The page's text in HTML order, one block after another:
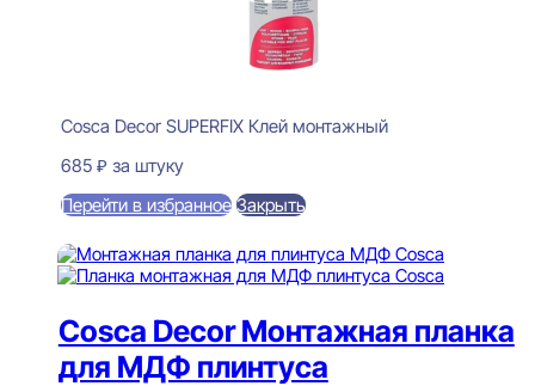
Cosca Decor SUPERFIX Клей монтажный
685 ₽ за штуку
Перейти в избранное Закрыть
Cosca Decor Монтажная планка
для МДФ плинтуса